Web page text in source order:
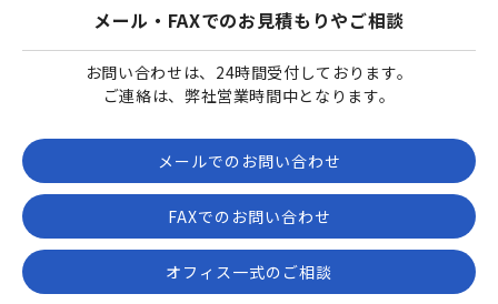
メール・FAXでのお見積もりやご相談
お問い合わせは、24時間受付しております。
ご連絡は、弊社営業時間中となります。
メールでのお問い合わせ
FAXでのお問い合わせ
オフィス一式のご相談